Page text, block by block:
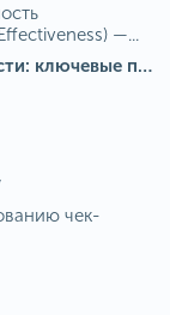
—...
Измерение операционной эффективности: ключевые показатели для непрерывного совершенствования
чек-